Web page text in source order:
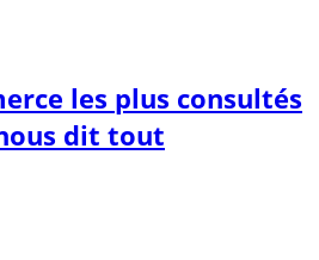
les plus consultés
dit tout